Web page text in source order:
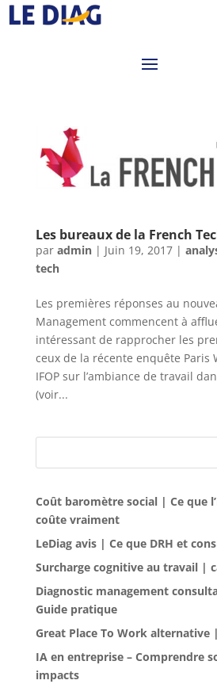
Les bureaux de la French
par admin| Juin 19, 2017|
tech
Les premières réponses au
Management commencent à
intéressant de rapprocher les
ceux de la récente enquête Paris
IFOP sur l’ambiance de travail
(voir...
Coût baromètre social | Ce que
coûte vraiment
LeDiag avis | Ce que DRH et
Surcharge cognitive au travail |
Diagnostic management
Guide pratique
Great Place To Work alternative
IA en entreprise – Comprendre
impacts